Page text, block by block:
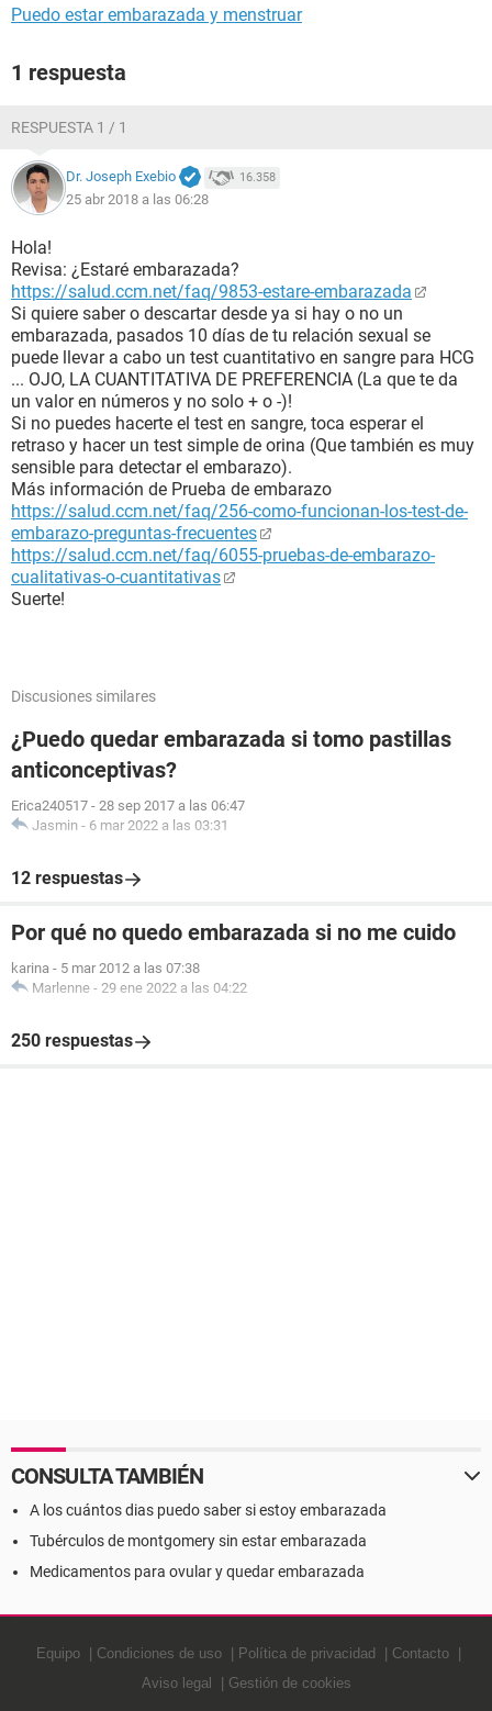
Puedo estar embarazada y menstruar
1 respuesta
RESPUESTA 1 / 1
Dr. Joseph Exebio 16.358
25 abr 2018 a las 06:28
Hola!
Revisa: ¿Estaré embarazada?
https://salud.ccm.net/faq/9853-estare-embarazada
Si quiere saber o descartar desde ya si hay o no un
embarazada, pasados 10 días de tu relación sexual se
puede llevar a cabo un test cuantitativo en sangre para HCG
... OJO, LA CUANTITATIVA DE PREFERENCIA (La que te da
un valor en números y no solo + o -)!
Si no puedes hacerte el test en sangre, toca esperar el
retraso y hacer un test simple de orina (Que también es muy
sensible para detectar el embarazo).
Más información de Prueba de embarazo
https://salud.ccm.net/faq/256-como-funcionan-los-test-de-
embarazo-preguntas-frecuentes
https://salud.ccm.net/faq/6055-pruebas-de-embarazo-
cualitativas-o-cuantitativas
Suerte!
Discusiones similares
¿Puedo quedar embarazada si tomo pastillas
anticonceptivas?
Erica240517 - 28 sep 2017 a las 06:47
Jasmin - 6 mar 2022 a las 03:31
12 respuestas
Por qué no quedo embarazada si no me cuido
karina - 5 mar 2012 a las 07:38
Marlenne - 29 ene 2022 a las 04:22
250 respuestas
CONSULTA TAMBIÉN
A los cuántos dias puedo saber si estoy embarazada
Tubérculos de montgomery sin estar embarazada
Medicamentos para ovular y quedar embarazada
Equipo Condiciones de uso Política de privacidad
Contacto
Aviso legal
Gestión de cookies